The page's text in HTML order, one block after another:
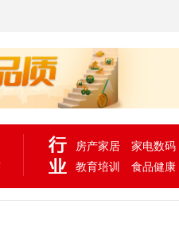
房产家居 家电数码
教育培训
食品健康